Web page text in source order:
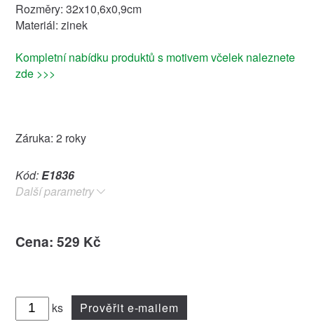
Rozměry: 32x10,6x0,9cm
Materiál: zinek
Kompletní nabídku produktů s motivem včelek naleznete
zde >>>
Záruka: 2 roky
Kód:E1836
Další parametry
Cena: 529 Kč
ks Prověřit e-mailem